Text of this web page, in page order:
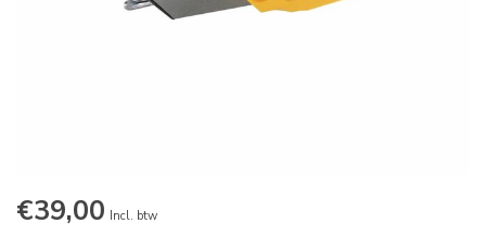
€39,00 Incl. btw